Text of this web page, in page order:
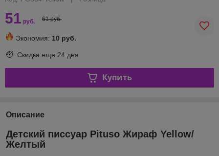
51 руб. 61 руб.
Экономия: 10 руб.
Скидка еще 24 дня
Купить
Описание
Детский писсуар Pituso Жираф Yellow/
Желтый